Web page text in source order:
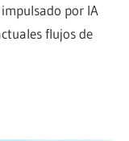
por IA
flujos de